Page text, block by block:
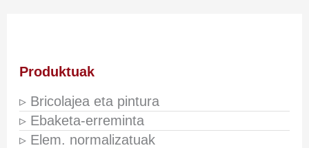
Produktuak
▹ Bricolajea eta pintura
▹ Ebaketa-erreminta
▹ Elem. normalizatuak